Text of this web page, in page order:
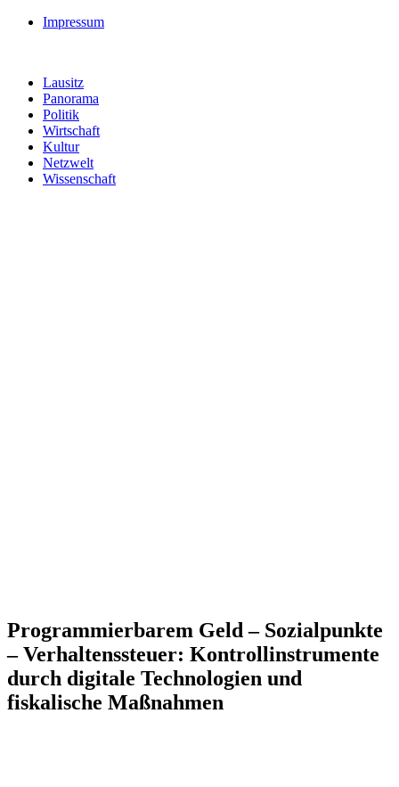
Impressum
Lausitz
Panorama
Politik
Wirtschaft
Kultur
Netzwelt
Wissenschaft
Programmierbarem Geld – Sozialpunkte
– Verhaltenssteuer: Kontrollinstrumente
durch digitale Technologien und
fiskalische Maßnahmen